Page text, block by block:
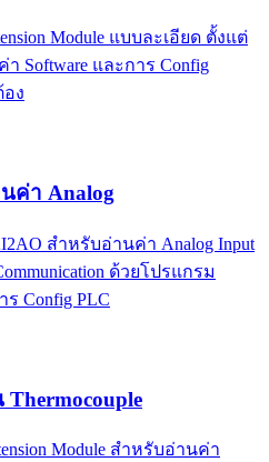
Module แบบละเอียด ตั้งแต่
Software และการ Config
อง
ค่า Analog
สำหรับอ่านค่า Analog Input
ด้วยโปรแกรม
Config PLC
Module สำหรับอ่านค่า